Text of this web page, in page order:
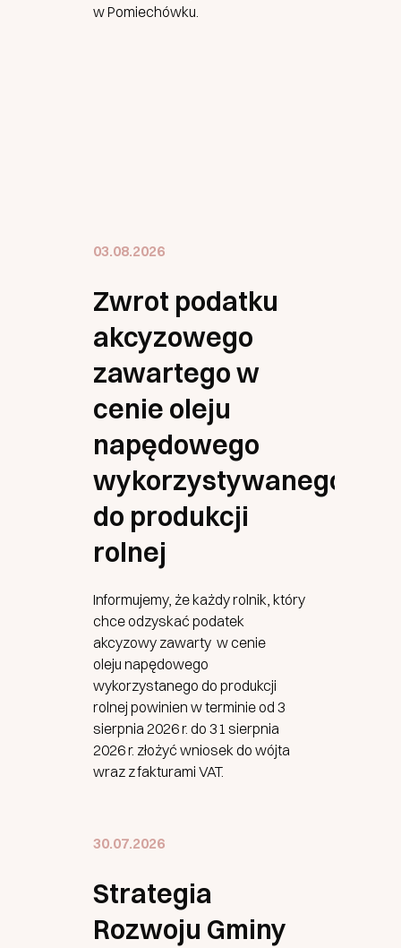
w Pomiechówku.
03.08.2026
Zwrot podatku
akcyzowego
zawartego w
cenie oleju
napędowego
wykorzystywanego
do produkcji
rolnej
Informujemy, że każdy rolnik, który
chce odzyskać podatek
akcyzowy zawarty w cenie
oleju napędowego
wykorzystanego do produkcji
rolnej powinien w terminie od 3
sierpnia 2026 r. do 31 sierpnia
2026 r. złożyć wniosek do wójta
wraz z fakturami VAT.
30.07.2026
Strategia
Rozwoju Gminy